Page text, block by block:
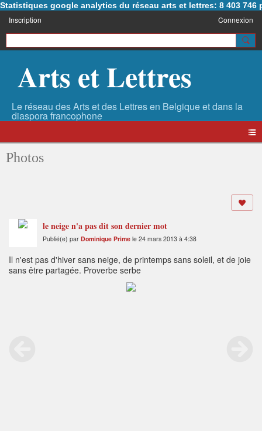
Statistiques google analytics du réseau arts et lettres: 8 403 746
Inscription Connexion
Arts et Lettres
Photos
le neige n'a pas dit son dernier mot
Publié(e) par Dominique Prime le 24 mars 2013 à 4:38
Il n'est pas d'hiver sans neige, de printemps sans soleil, et de joie
sans être partagée. Proverbe serbe